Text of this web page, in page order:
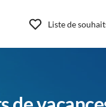
Liste de